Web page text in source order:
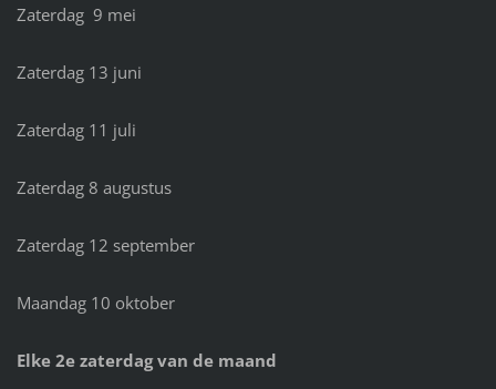
Zaterdag 9 mei
Zaterdag 13 juni
Zaterdag 11 juli
Zaterdag 8 augustus
Zaterdag 12 september
Maandag 10 oktober
Elke 2e zaterdag van de maand